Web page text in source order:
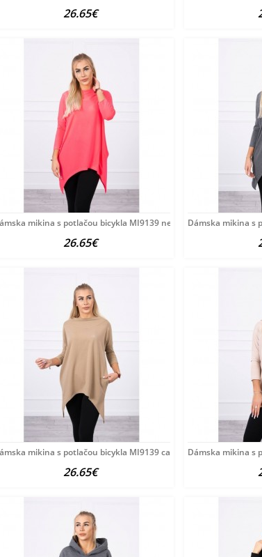
26.65€
žltá mikina s potlačou bicykla MI9139 neónovo ružová
26.65€
Dámska mikina s
mikina s potlačou bicykla MI9139 camel Univerzálna
26.65€
Dámska mikina s